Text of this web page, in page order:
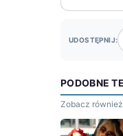
UDOSTĘPNIJ:
PODOBNE
Zobacz